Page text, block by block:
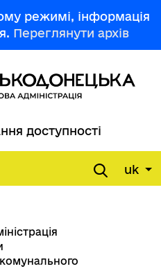
режимі, інформація
Переглянути архів
доступності
uk